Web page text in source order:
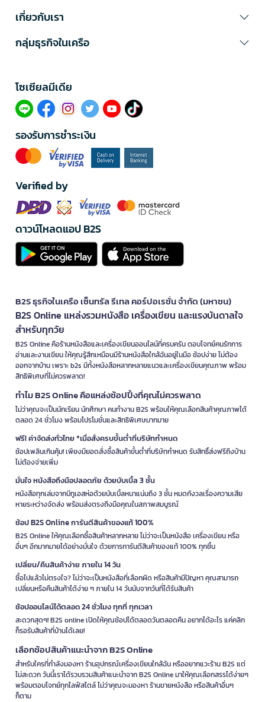
เกี่ยวกับเรา
กลุ่มธุรกิจในเครือ
โซเซียลมีเดีย​
รองรับการชำระเงิน
Verified by
ดาวน์โหลดแอป B2S
B2S ธุรกิจในเครือ เซ็นทรัล รีเทล คอร์ปอเรชั่น จำกัด (มหาชน)
B2S Online แหล่งรวมหนังสือ เครื่องเขียน และแรงบันดาลใจ
สำหรับทุกวัย
B2S Online คือร้านหนังสือและเครื่องเขียนออนไลน์ที่ครบครัน ตอบโจทย์คนรักการ
อ่านและงานเขียน ให้คุณรู้สึกเหมือนมีร้านหนังสือใกล้ฉันอยู่ในมือ ช้อปง่าย ไม่ต้อง
ออกจากบ้าน เพราะ b2s มีทั้งหนังสือหลากหลายแนวและเครื่องเขียนคุณภาพ พร้อม
สิทธิพิเศษที่ไม่ควรพลาด!
ทำไม B2S Online คือแหล่งช้อปปิ้งที่คุณไม่ควรพลาด
ไม่ว่าคุณจะเป็นนักเรียน นักศึกษา คนทำงาน B2S พร้อมให้คุณเลือกสินค้าคุณภาพได้
ตลอด 24 ชั่วโมง พร้อมโปรโมชั่นและสิทธิพิเศษมากมาย
ฟรี! ค่าจัดส่งทั่วไทย *เมื่อสั่งครบขั้นต่ำที่บริษัทกำหนด
ช้อปเพลินเกินคุ้ม! เพียงมียอดสั่งซื้อสินค้าขั้นต่ำที่บริษัทกำหนด รับสิทธิ์ส่งฟรีถึงบ้าน
ไม่ต้องจ่ายเพิ่ม
มั่นใจ หนังสือถึงมือปลอดภัย ด้วยบับเบิ้ล 3 ชั้น
หนังสือทุกเล่มจากบีทูเอสห่อด้วยบับเบิ้ลหนาแน่นถึง 3 ชั้น หมดกังวลเรื่องความเสีย
หายระหว่างจัดส่ง พร้อมส่งตรงถึงมือคุณในสภาพสมบูรณ์
ช้อป B2S Online การันตีสินค้าของแท้ 100%
B2S Online ให้คุณเลือกซื้อสินค้าหลากหลาย ไม่ว่าจะเป็นหนังสือ เครื่องเขียน หรือ
อื่นๆ อีกมากมายได้อย่างมั่นใจ ด้วยการการันตีสินค้าของแท้ 100% ทุกชิ้น
เปลี่ยน/คืนสินค้าง่าย ภายใน 14 วัน
ซื้อไปแล้วไม่ตรงใจ? ไม่ว่าจะเป็นหนังสือที่เลือกผิด หรือสินค้ามีปัญหา คุณสามารถ
เปลี่ยนหรือคืนสินค้าได้ง่าย ๆ ภายใน 14 วันนับจากวันที่ได้รับสินค้า
ช้อปออนไลน์ได้ตลอด 24 ชั่วโมง ทุกที่ ทุกเวลา
สะดวกสุดๆ! B2S online เปิดให้คุณช้อปได้ตลอดวันตลอดคืน อยากได้อะไร แค่คลิก
ก็รอรับสินค้าที่บ้านได้เลย!
เลือกช้อปสินค้าแนะนำจาก B2S Online
สำหรับใครที่กำลังมองหา ร้านอุปกรณ์เครื่องเขียนใกล้ฉัน หรืออยากแวะร้าน B2S แต่
ไม่สะดวก วันนี้เราได้รวบรวมสินค้าแนะนำจาก B2S Online มาให้คุณเลือกสรรได้ง่ายๆ
พร้อมตอบโจทย์ทุกไลฟ์สไตล์ ไม่ว่าคุณจะมองหา ร้านขายหนังสือ หรือสินค้าอื่นๆ
ก็ตาม